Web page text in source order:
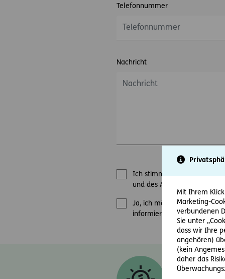
Mit Ihrem
Marketing-
verbundenen
Sie unter
dass wir Ihre
angehören)
(kein
daher das
Telefonnummer
Nachricht
Ich stimme zu, dass mich
und des Angebots / der
Ja, ich möchte den E-Mail-
informiert werden.
Diese
versicherung.at